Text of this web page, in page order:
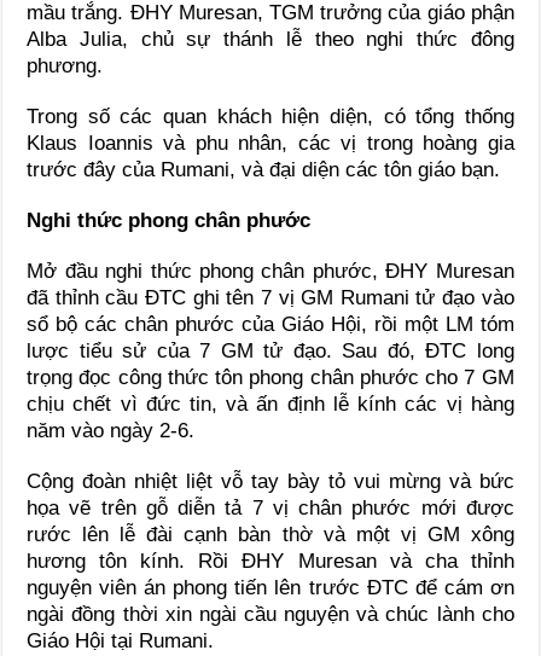
mầu trắng. ĐHY Muresan, TGM trưởng của giáo phận
Alba Julia, chủ sự thánh lễ theo nghi thức đông
phương.
Trong số các quan khách hiện diện, có tổng thống
Klaus Ioannis và phu nhân, các vị trong hoàng gia
trước đây của Rumani, và đại diện các tôn giáo bạn.
Nghi thức phong chân phước
Mở đầu nghi thức phong chân phước, ĐHY Muresan
đã thỉnh cầu ĐTC ghi tên 7 vị GM Rumani tử đạo vào
sổ bộ các chân phước của Giáo Hội, rồi một LM tóm
lược tiểu sử của 7 GM tử đạo. Sau đó, ĐTC long
trọng đọc công thức tôn phong chân phước cho 7 GM
chịu chết vì đức tin, và ấn định lễ kính các vị hàng
năm vào ngày 2-6.
Cộng đoàn nhiệt liệt vỗ tay bày tỏ vui mừng và bức
họa vẽ trên gỗ diễn tả 7 vị chân phước mới được
rước lên lễ đài cạnh bàn thờ và một vị GM xông
hương tôn kính. Rồi ĐHY Muresan và cha thỉnh
nguyện viên án phong tiến lên trước ĐTC để cám ơn
ngài đồng thời xin ngài cầu nguyện và chúc lành cho
Giáo Hội tại Rumani.